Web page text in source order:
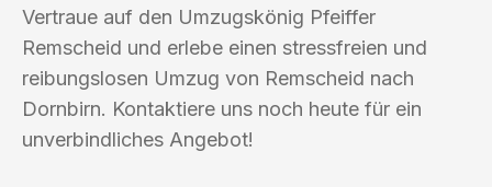
Vertraue auf den Umzugskönig Pfeiffer
Remscheid und erlebe einen stressfreien und
reibungslosen Umzug von Remscheid nach
Dornbirn. Kontaktiere uns noch heute für ein
unverbindliches Angebot!